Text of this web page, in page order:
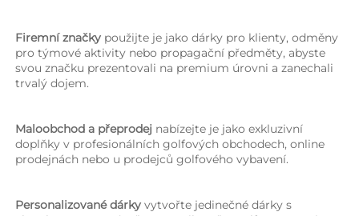
Firemní značky použijte je jako dárky pro klienty, odměny
pro týmové aktivity nebo propagační předměty, abyste
svou značku prezentovali na premium úrovni a zanechali
trvalý dojem.
Maloobchod a přeprodej nabízejte je jako exkluzivní
doplňky v profesionálních golfových obchodech, online
prodejnách nebo u prodejců golfového vybavení.
Personalizované dárky vytvořte jedinečné dárky s